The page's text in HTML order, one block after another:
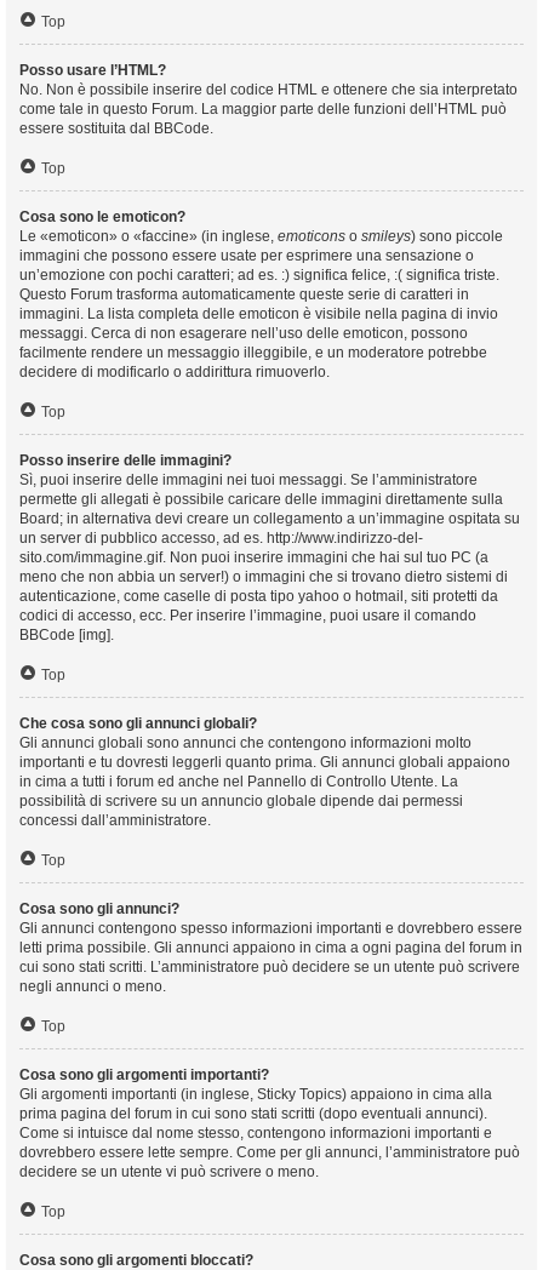
Top
Posso usare l’HTML?
No. Non è possibile inserire del codice HTML e ottenere che sia interpretato
come tale in questo Forum. La maggior parte delle funzioni dell’HTML può
essere sostituita dal BBCode.
Top
Cosa sono le emoticon?
Le «emoticon» o «faccine» (in inglese, emoticons o smileys) sono piccole
immagini che possono essere usate per esprimere una sensazione o
un’emozione con pochi caratteri; ad es. :) significa felice, :( significa triste.
Questo Forum trasforma automaticamente queste serie di caratteri in
immagini. La lista completa delle emoticon è visibile nella pagina di invio
messaggi. Cerca di non esagerare nell’uso delle emoticon, possono
facilmente rendere un messaggio illeggibile, e un moderatore potrebbe
decidere di modificarlo o addirittura rimuoverlo.
Top
Posso inserire delle immagini?
Sì, puoi inserire delle immagini nei tuoi messaggi. Se l’amministratore
permette gli allegati è possibile caricare delle immagini direttamente sulla
Board; in alternativa devi creare un collegamento a un’immagine ospitata su
un server di pubblico accesso, ad es. http://www.indirizzo-del-
sito.com/immagine.gif. Non puoi inserire immagini che hai sul tuo PC (a
meno che non abbia un server!) o immagini che si trovano dietro sistemi di
autenticazione, come caselle di posta tipo yahoo o hotmail, siti protetti da
codici di accesso, ecc. Per inserire l’immagine, puoi usare il comando
BBCode [img].
Top
Che cosa sono gli annunci globali?
Gli annunci globali sono annunci che contengono informazioni molto
importanti e tu dovresti leggerli quanto prima. Gli annunci globali appaiono
in cima a tutti i forum ed anche nel Pannello di Controllo Utente. La
possibilità di scrivere su un annuncio globale dipende dai permessi
concessi dall’amministratore.
Top
Cosa sono gli annunci?
Gli annunci contengono spesso informazioni importanti e dovrebbero essere
letti prima possibile. Gli annunci appaiono in cima a ogni pagina del forum in
cui sono stati scritti. L’amministratore può decidere se un utente può scrivere
negli annunci o meno.
Top
Cosa sono gli argomenti importanti?
Gli argomenti importanti (in inglese, Sticky Topics) appaiono in cima alla
prima pagina del forum in cui sono stati scritti (dopo eventuali annunci).
Come si intuisce dal nome stesso, contengono informazioni importanti e
dovrebbero essere lette sempre. Come per gli annunci, l’amministratore può
decidere se un utente vi può scrivere o meno.
Top
Cosa sono gli argomenti bloccati?